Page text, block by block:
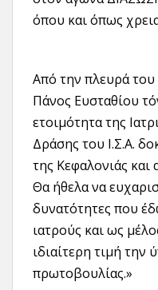
όπου και όπως
Από την πλευρά
Πάνος Ευσταθίου
ετοιμότητα της
Δράσης του Ι.Σ.Α.
της Κεφαλονιάς και
Θα ήθελα να
δυνατότητες που
ιατρούς και ως
ιδιαίτερη τιμή την
πρωτοβουλίας.»